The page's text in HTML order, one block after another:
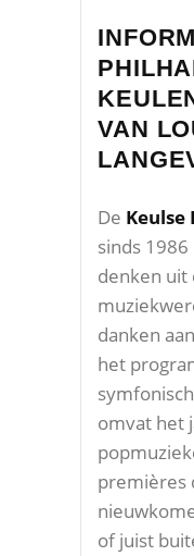
VAN
De
sinds
denken uit
danken
het
omvat het
premières
of juist